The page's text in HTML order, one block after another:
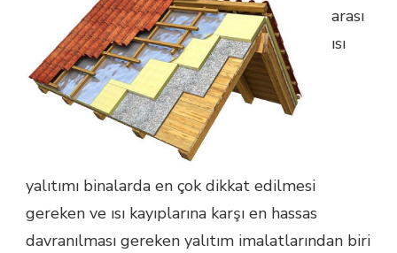
arası
ısı
yalıtımı binalarda en çok dikkat edilmesi
gereken ve ısı kayıplarına karşı en hassas
davranılması gereken yalıtım imalatlarından biri